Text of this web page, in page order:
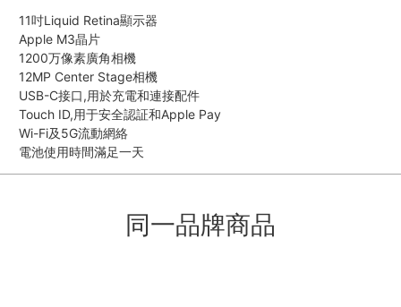
11吋Liquid Retina顯示器
Apple M3晶片
1200万像素廣角相機
12MP Center Stage相機
USB-C接口,用於充電和連接配件
Touch ID,用于安全認証和Apple Pay
Wi-Fi及5G流動網絡
電池使用時間滿足一天
同一品牌商品